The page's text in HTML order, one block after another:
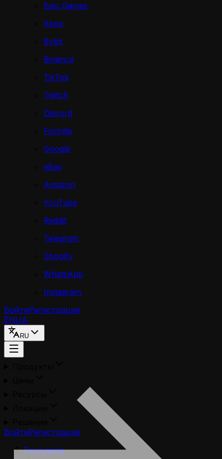
Epic Games
Xbox
Bybit
Binance
TikTok
Twitch
Discord
Fortnite
Google
eBay
Amazon
YouTube
Reddit
Telegram
Shopify
WhatsApp
Instagram
ВойтиРегистрация
ENUA
RU
ВойтиРегистрация
Proxywing